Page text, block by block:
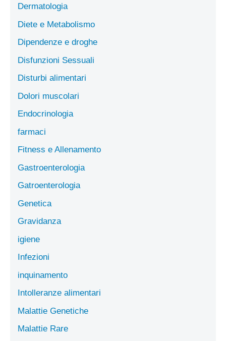
Dermatologia
Diete e Metabolismo
Dipendenze e droghe
Disfunzioni Sessuali
Disturbi alimentari
Dolori muscolari
Endocrinologia
farmaci
Fitness e Allenamento
Gastroenterologia
Gatroenterologia
Genetica
Gravidanza
igiene
Infezioni
inquinamento
Intolleranze alimentari
Malattie Genetiche
Malattie Rare